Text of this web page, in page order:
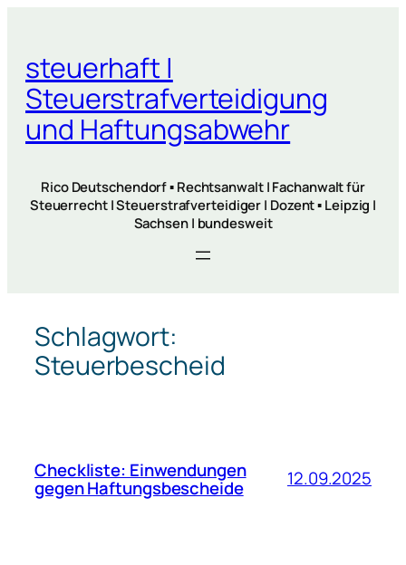
springen
steuerhaft |
Steuerstrafverteidigung
und Haftungsabwehr
Rico Deutschendorf ▪ Rechtsanwalt | Fachanwalt für
Steuerrecht | Steuerstrafverteidiger | Dozent ▪ Leipzig |
Sachsen | bundesweit
Schlagwort:
Steuerbescheid
Checkliste: Einwendungen
gegen Haftungsbescheide 12.09.2025